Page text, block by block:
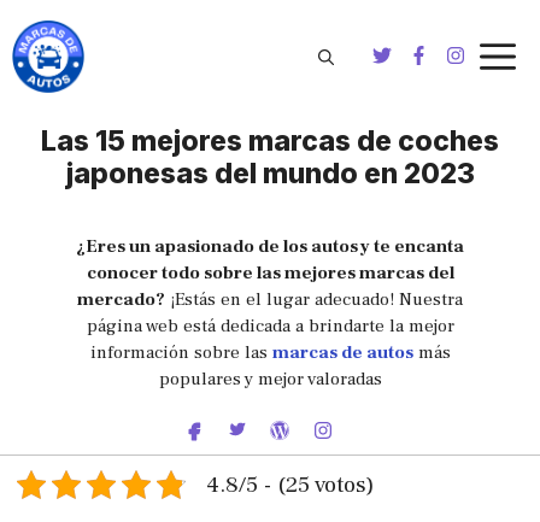
Saltar
al
contenido
Las 15 mejores marcas de coches
japonesas del mundo en 2023
¿Eres un apasionado de los autos y te encanta
conocer todo sobre las mejores marcas del
mercado? ¡Estás en el lugar adecuado! Nuestra
página web está dedicada a brindarte la mejor
información sobre las marcas de autosmás
populares y mejor valoradas
4.8/5 - (25 votos)